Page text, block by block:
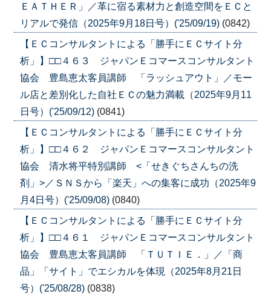
ＥＡＴＨＥＲ」／革に宿る素材力と創造空間をＥＣと
リアルで発信（2025年9月18日号）('25/09/19) (0842)
【ＥＣコンサルタントによる「勝手にＥＣサイト分
析」】□□４６３ ジャパンＥコマースコンサルタント
協会 豊島恵太客員講師 「ラッシュアウト」／モー
ル店と差別化した自社ＥＣの魅力満載（2025年9月11
日号）('25/09/12) (0841)
【ＥＣコンサルタントによる「勝手にＥＣサイト分
析」】□□４６２ ジャパンＥコマースコンサルタント
協会 清水将平特別講師 <「せきぐちさんちの洗
剤」>／ＳＮＳから「楽天」への集客に成功（2025年9
月4日号）('25/09/08) (0840)
【ＥＣコンサルタントによる「勝手にＥＣサイト分
析」】□□４６１ ジャパンＥコマースコンサルタント
協会 豊島恵太客員講師 「ＴＵＴＩＥ．」／「商
品」「サイト」でエシカルを体現（2025年8月21日
号）('25/08/28) (0838)